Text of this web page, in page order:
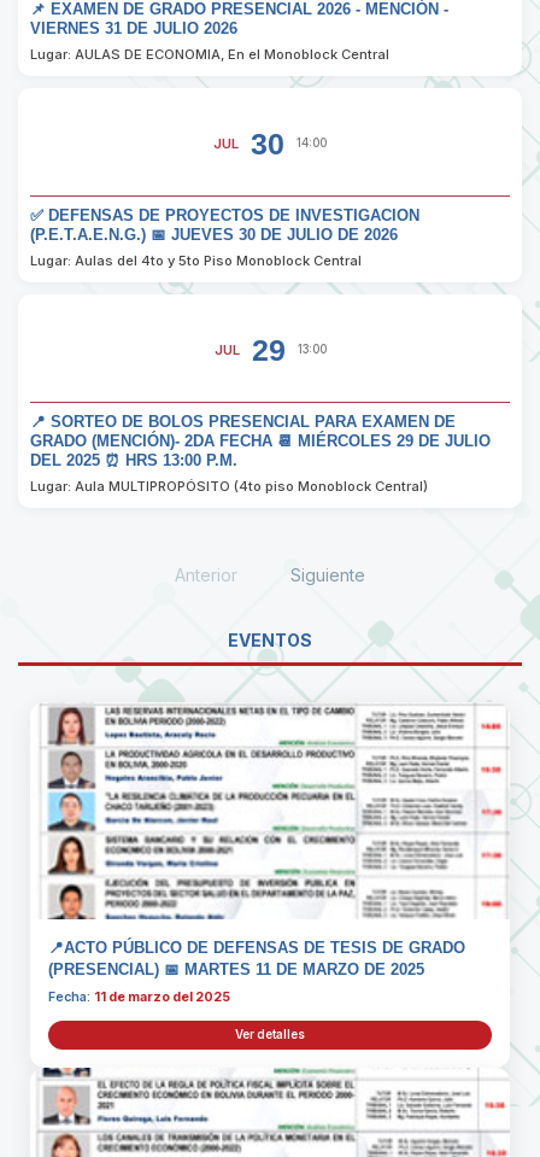
📌 EXAMEN DE GRADO PRESENCIAL 2026 - MENCIÓN -
VIERNES 31 DE JULIO 2026
Lugar: AULAS DE ECONOMIA, En el Monoblock Central
JUL 30 14:00
✅ DEFENSAS DE PROYECTOS DE INVESTIGACION
(P.E.T.A.E.N.G.) 📅 JUEVES 30 DE JULIO DE 2026
Lugar: Aulas del 4to y 5to Piso Monoblock Central
JUL 29 13:00
📍 SORTEO DE BOLOS PRESENCIAL PARA EXAMEN DE
GRADO (MENCIÓN)- 2DA FECHA 📆 MIÉRCOLES 29 DE JULIO
DEL 2025 ⏰ HRS 13:00 P.M.
Lugar: Aula MULTIPROPÓSITO (4to piso Monoblock Central)
Anterior Siguiente
EVENTOS
📍ACTO PÚBLICO DE DEFENSAS DE TESIS DE GRADO
(PRESENCIAL) 📅 MARTES 11 DE MARZO DE 2025
Fecha: 11 de marzo del 2025
Ver detalles